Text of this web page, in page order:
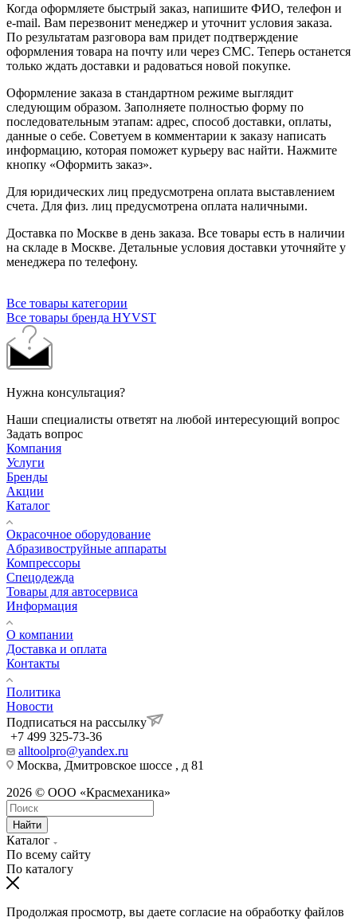
Когда оформляете быстрый заказ, напишите ФИО, телефон и
e-mail. Вам перезвонит менеджер и уточнит условия заказа.
По результатам разговора вам придет подтверждение
оформления товара на почту или через СМС. Теперь останется
только ждать доставки и радоваться новой покупке.
Оформление заказа в стандартном режиме выглядит
следующим образом. Заполняете полностью форму по
последовательным этапам: адрес, способ доставки, оплаты,
данные о себе. Советуем в комментарии к заказу написать
информацию, которая поможет курьеру вас найти. Нажмите
кнопку «Оформить заказ».
Для юридических лиц предусмотрена оплата выставлением
счета. Для физ. лиц предусмотрена оплата наличными.
Доставка по Москве в день заказа. Все товары есть в наличии
на складе в Москве. Детальные условия доставки уточняйте у
менеджера по телефону.
Все товары категории
Все товары бренда HYVST
Нужна консультация?
Наши специалисты ответят на любой интересующий вопрос
Задать вопрос
Компания
Услуги
Бренды
Акции
Каталог
Окрасочное оборудование
Aбразивоструйные аппараты
Компрессоры
Спецодежда
Товары для автосервиса
Информация
О компании
Доставка и оплата
Контакты
Политика
Новости
Подписаться на рассылку
+7 499 325-73-36
alltoolpro@yandex.ru
Москва, Дмитровское шоссе , д 81
2026 © ООО «Красмеханика»
Найти
Каталог
По всему сайту
По каталогу
Продолжая просмотр, вы даете согласие на обработку файлов